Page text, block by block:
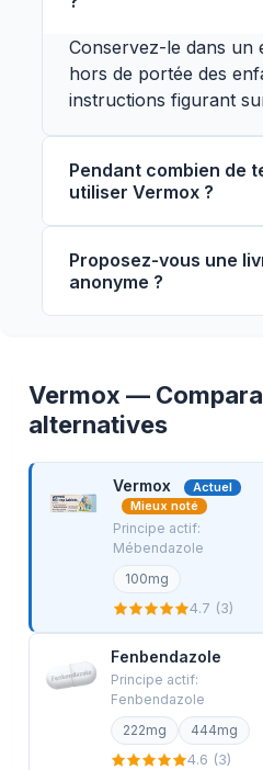
Conservez-le dans un
hors de portée des
instructions figurant
Pendant combien de
utiliser Vermox ?
recommandation du
pas plus longtemps
indiquée sans
Proposez-vous une
anonyme ?
Vue de face
Vue arrière
sécurité et expédiée
exactement à quoi
(images d'un article
taille et l'apparence
ordinaire (9,4x4,3x0,3
24x11x0,7 cm) et son
Vermox —
alternatives
Vermox
Actuel
Mieux noté
Principe actif:
Mébendazole
100mg
4.7 (3)
Fenbendazole
Principe actif:
Fenbendazole
222mg
444mg
4.6 (3)